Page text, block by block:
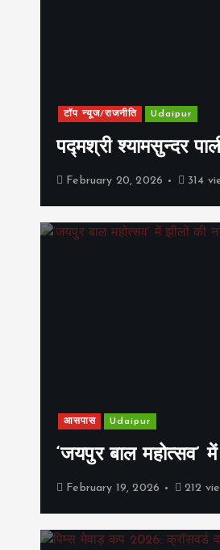
टॉप न्यूज/राजनीति Udaipur
पद्मश्री श्यामसुन्दर
February 20, 2026 314
आसपास Udaipur
‘जयपुर बाल महोत्सव’
February 19, 2026 212